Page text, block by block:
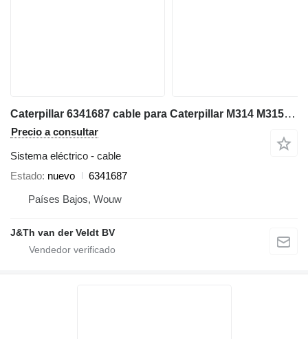
Caterpillar 6341687 cable para Caterpillar M314 M315 M322F MH3023 M314-07 excavadora
Precio a consultar
Sistema eléctrico - cable
Estado nuevo
6341687
Países Bajos, Wouw
J&Th van der Veldt BV